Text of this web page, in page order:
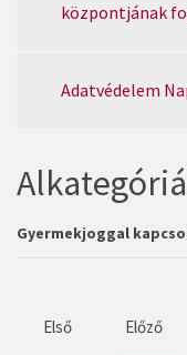
központjának
Adatvédelem
Gyermekjoggal
Első Előző